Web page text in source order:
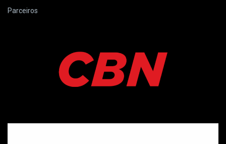
Parceiros